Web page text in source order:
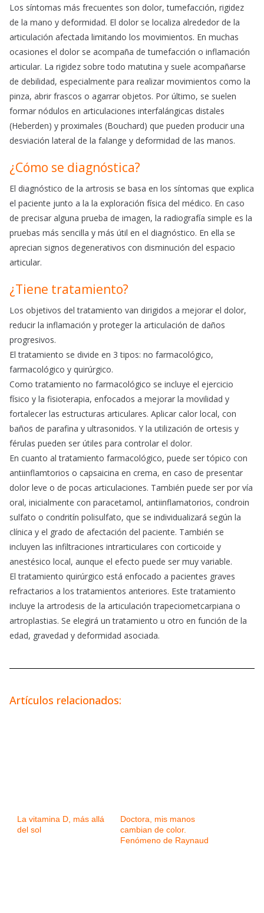
Los síntomas más frecuentes son dolor, tumefacción, rigidez
de la mano y deformidad. El dolor se localiza alrededor de la
articulación afectada limitando los movimientos. En muchas
ocasiones el dolor se acompaña de tumefacción o inflamación
articular. La rigidez sobre todo matutina y suele acompañarse
de debilidad, especialmente para realizar movimientos como la
pinza, abrir frascos o agarrar objetos. Por último, se suelen
formar nódulos en articulaciones interfalángicas distales
(Heberden) y proximales (Bouchard) que pueden producir una
desviación lateral de la falange y deformidad de las manos.
¿Cómo se diagnóstica?
El diagnóstico de la artrosis se basa en los síntomas que explica
el paciente junto a la la exploración física del médico. En caso
de precisar alguna prueba de imagen, la radiografía simple es la
pruebas más sencilla y más útil en el diagnóstico. En ella se
aprecian signos degenerativos con disminución del espacio
articular.
¿Tiene tratamiento?
Los objetivos del tratamiento van dirigidos a mejorar el dolor,
reducir la inflamación y proteger la articulación de daños
progresivos.
El tratamiento se divide en 3 tipos: no farmacológico,
farmacológico y quirúrgico.
Como tratamiento no farmacológico se incluye el ejercicio
físico y la fisioterapia, enfocados a mejorar la movilidad y
fortalecer las estructuras articulares. Aplicar calor local, con
baños de parafina y ultrasonidos. Y la utilización de ortesis y
férulas pueden ser útiles para controlar el dolor.
En cuanto al tratamiento farmacológico, puede ser tópico con
antiinflamtorios o capsaicina en crema, en caso de presentar
dolor leve o de pocas articulaciones. También puede ser por vía
oral, inicialmente con paracetamol, antiinflamatorios, condroin
sulfato o condritín polisulfato, que se individualizará según la
clínica y el grado de afectación del paciente. También se
incluyen las infiltraciones intrarticulares con corticoide y
anestésico local, aunque el efecto puede ser muy variable.
El tratamiento quirúrgico está enfocado a pacientes graves
refractarios a los tratamientos anteriores. Este tratamiento
incluye la artrodesis de la articulación trapeciometcarpiana o
artroplastias. Se elegirá un tratamiento u otro en función de la
edad, gravedad y deformidad asociada.
Artículos relacionados:
La vitamina D, más allá
del sol
Doctora, mis manos
cambian de color.
Fenómeno de Raynaud